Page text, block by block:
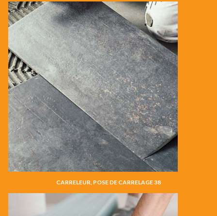
CARRELEUR, POSE DE CARRELAGE 38